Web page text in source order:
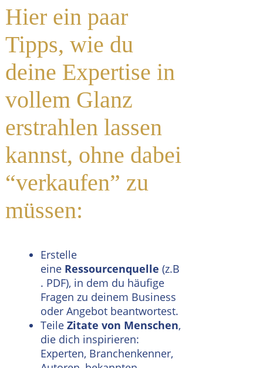
Hier ein paar
Tipps, wie du
deine Expertise in
vollem Glanz
erstrahlen lassen
kannst, ohne dabei
“verkaufen” zu
müssen:
Erstelle
eine Ressourcenquelle (z.B
. PDF), in dem du häufige
Fragen zu deinem Business
oder Angebot beantwortest.
Teile Zitate von Menschen,
die dich inspirieren:
Experten, Branchenkenner,